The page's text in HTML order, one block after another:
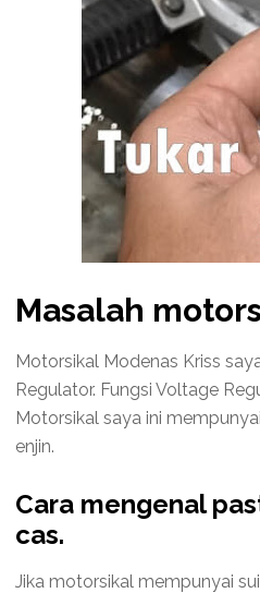
Masalah
Motorsikal Modenas Kriss
Regulator. Fungsi Voltage
Motorsikal saya ini
enjin.
Cara mengenal
cas.
Jika motorsikal mempunyai